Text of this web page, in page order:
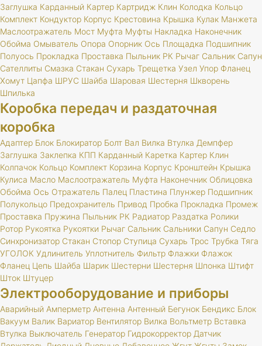
Заглушка Карданный Картер Картридж Клин Колодка Кольцо
Комплект Кондуктор Корпус Крестовина Крышка Кулак Манжета
Маслоотражатель Мост Муфта Муфты Накладка Наконечник
Обойма Омыватель Опора Опорник Ось Площадка Подшипник
Полуось Прокладка Проставка Пыльник РК Рычаг Сальник Сапун
Сателлиты Смазка Стакан Сухарь Трещетка Узел Упор Фланец
Хомут Цапфа ШРУС Шайба Шаровая Шестерня Шкворень
Шпилька
Коробка передач и раздаточная
коробка
Адаптер Блок Блокиратор Болт Вал Вилка Втулка Демпфер
Заглушка Заклепка КПП Карданный Каретка Картер Клин
Колпачок Кольцо Комплект Корзина Корпус Кронштейн Крышка
Кулиса Масло Маслоотражатель Муфта Наконечник Облицовка
Обойма Ось Отражатель Палец Пластина Плунжер Подшипник
Полукольцо Предохранитель Привод Пробка Прокладка Промеж
Проставка Пружина Пыльник РК Радиатор Раздатка Ролики
Ротор Рукоятка Рукоятки Рычаг Сальник Сальники Сапун Седло
Синхронизатор Стакан Стопор Ступица Сухарь Трос Трубка Тяга
УГОЛОК Удлинитель Уплотнитель Фильтр Флажки Флажок
Фланец Цепь Шайба Шарик Шестерни Шестерня Шпонка Штифт
Шток Штуцер
Электрооборудование и приборы
Аварийный Амперметр Антенна Антенный Бегунок Бендикс Блок
Вакуум Валик Вариатор Вентилятор Вилка Вольтметр Вставка
Втулка Выключатель Генератор Гидрокорректор Датчик